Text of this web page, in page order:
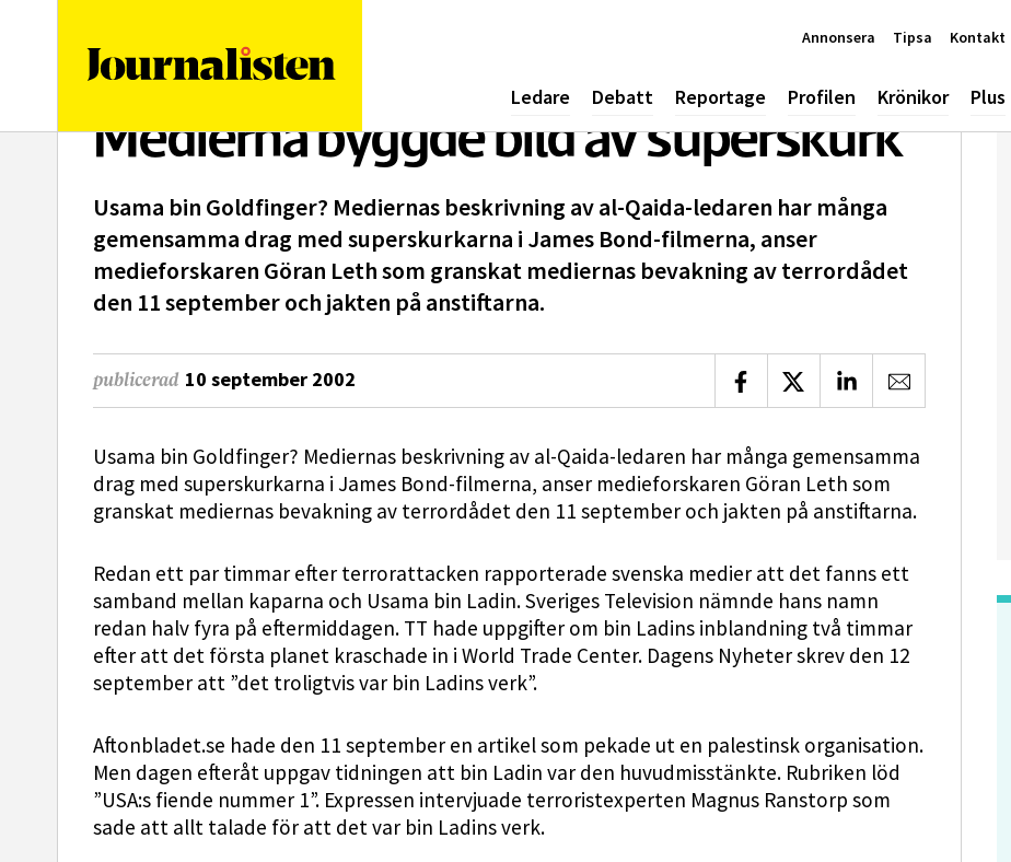
Ledare Debatt Reportage Profilen Krönikor Plus
Annonsera Tipsa Kontakt
Medierna byggde bild av superskurk
Usama bin Goldfinger? Mediernas beskrivning av al-Qaida-ledaren har många
gemensamma drag med superskurkarna i James Bond-filmerna, anser
medieforskaren Göran Leth som granskat mediernas bevakning av terrordådet
den 11 september och jakten på anstiftarna.
publicerad 10 september 2002 Dela på Facebook
Dela på XDela på LinkedIn
Dela via e-post
Usama bin Goldfinger? Mediernas beskrivning av al-Qaida-ledaren har många gemensamma
drag med superskurkarna i James Bond-filmerna, anser medieforskaren Göran Leth som
granskat mediernas bevakning av terrordådet den 11 september och jakten på anstiftarna.
Redan ett par timmar efter terrorattacken rapporterade svenska medier att det fanns ett
samband mellan kaparna och Usama bin Ladin. Sveriges Television nämnde hans namn
redan halv fyra på eftermiddagen. TT hade uppgifter om bin Ladins inblandning två timmar
efter att det första planet kraschade in i World Trade Center. Dagens Nyheter skrev den 12
september att ”det troligtvis var bin Ladins verk”.
Aftonbladet.se hade den 11 september en artikel som pekade ut en palestinsk organisation.
Men dagen efteråt uppgav tidningen att bin Ladin var den huvudmisstänkte. Rubriken löd
”USA:s fiende nummer 1”. Expressen intervjuade terroristexperten Magnus Ranstorp som
sade att allt talade för att det var bin Ladins verk.